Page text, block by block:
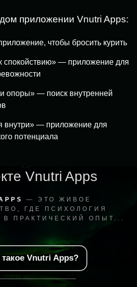
приложении Vnutri Apps:
чтобы бросить курить
спокойствию» — приложение для
опоры» — поиск внутренней
внутри» — приложение для
потенциала
Vnutri Apps
— ЭТО ЖИВОЕ
ГДЕ ПСИХОЛОГИЯ
В ПРАКТИЧЕСКИЙ ОПЫТ...
такое Vnutri Apps?